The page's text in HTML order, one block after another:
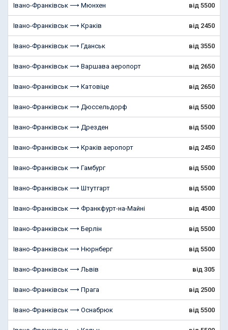
Івано-Франківськ ⟶ Мюнхен від 5500
Івано-Франківськ ⟶ Краків від 2450
Івано-Франківськ ⟶ Гданськ від 3550
Івано-Франківськ ⟶ Варшава аеропорт від 2650
Івано-Франківськ ⟶ Катовіце від 2650
Івано-Франківськ ⟶ Дюссельдорф від 5500
Івано-Франківськ ⟶ Дрезден від 5500
Івано-Франківськ ⟶ Краків аеропорт від 2450
Івано-Франківськ ⟶ Гамбург від 5500
Івано-Франківськ ⟶ Штутгарт від 5500
Івано-Франківськ ⟶ Франкфурт-на-Майні від 4500
Івано-Франківськ ⟶ Берлін від 5500
Івано-Франківськ ⟶ Нюрнберг від 5500
Івано-Франківськ ⟶ Львів від 305
Івано-Франківськ ⟶ Прага від 2500
Івано-Франківськ ⟶ Оснабрюк від 5500